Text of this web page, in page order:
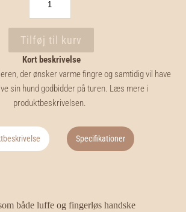
handsker
antal
Tilføj til kurv
Kort beskrivelse
der ønsker varme fingre og samtidig vil have
sin hund godbidder på turen. Læs mere i
produktbeskrivelsen.
Specifikationer
både luffe og fingerløs handske